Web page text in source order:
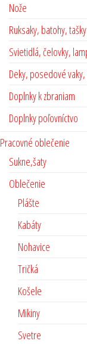
Nože
Ruksaky, batohy, tašky
Svietidlá, čelovky,
Deky, posedové
Doplnky k zbraniam
Doplnky poľovníctvo
Pracovné oblečenie
Sukne,šaty
Oblečenie
Plášte
Kabáty
Nohavice
Tričká
Košele
Mikiny
Svetre